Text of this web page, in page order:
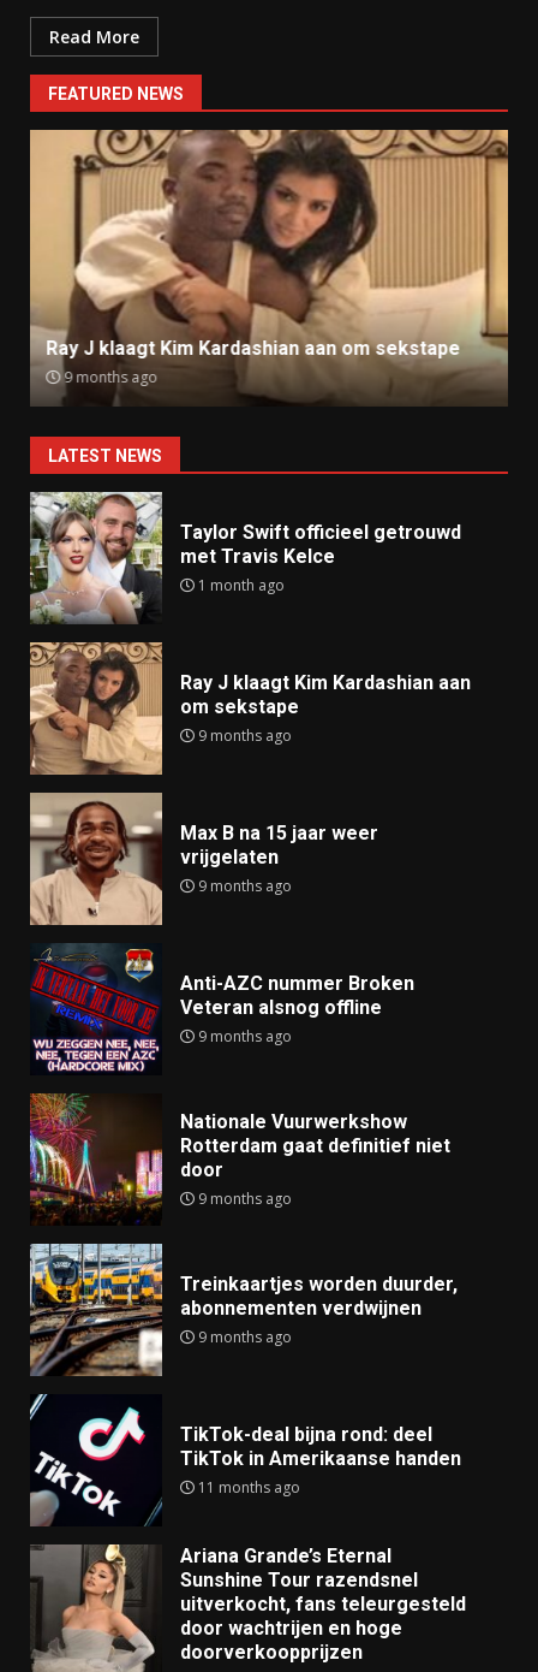
Read More
FEATURED NEWS
Ray J klaagt Kim Kardashian aan om sekstape
9 months ago
LATEST NEWS
Taylor Swift officieel getrouwd
met Travis Kelce
1 month ago
Ray J klaagt Kim Kardashian aan
om sekstape
9 months ago
Max B na 15 jaar weer
vrijgelaten
9 months ago
Anti-AZC nummer Broken
Veteran alsnog offline
9 months ago
Nationale Vuurwerkshow
Rotterdam gaat definitief niet
door
9 months ago
Treinkaartjes worden duurder,
abonnementen verdwijnen
9 months ago
TikTok-deal bijna rond: deel
TikTok in Amerikaanse handen
11 months ago
Ariana Grande’s Eternal
Sunshine Tour razendsnel
uitverkocht, fans teleurgesteld
door wachtrijen en hoge
doorverkoopprijzen